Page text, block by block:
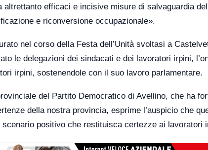
altrettanto efficaci e incisive misure di salvaguardia
e riconversione occupazionale».
nel corso della Festa dell’Unità svoltasi a
le delegazioni dei sindacati e dei lavoratori irpini,
irpini, sostenendole con il suo lavoro parlamentare.
del Partito Democratico di Avellino, che ha
della nostra provincia, esprime l’auspicio che
scenario positivo che restituisca certezze ai lavoratori